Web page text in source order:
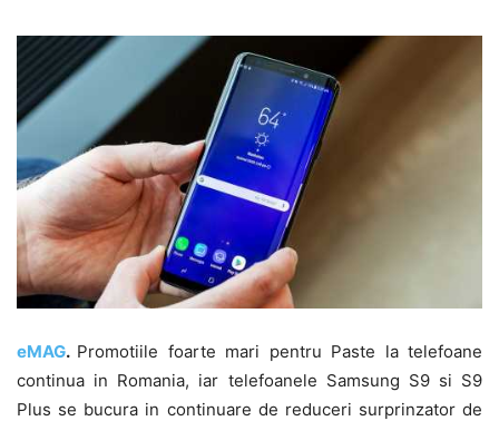
eMAG. Promotiile foarte mari pentru Paste la telefoane
continua in Romania, iar telefoanele Samsung S9 si S9
Plus se bucura in continuare de reduceri surprinzator de